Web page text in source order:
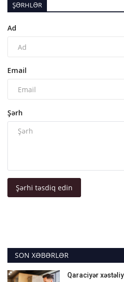
ŞƏRHLƏR
Ad
Email
Şərh
Şərhi təsdiq edin
SON XƏBƏRLƏR
Qaraciyər